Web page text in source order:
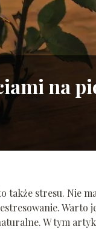
na
także stresu. Nie
Warto
W tym